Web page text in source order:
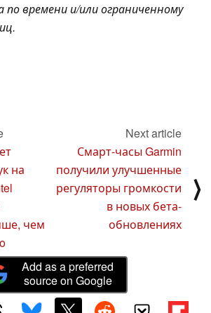
времени и/или ограниченному
на
чем
Next article
Смарт-часы Garmin
получили улучшенные
регуляторы громкости
в новых бета-
обновлениях
⟩
Add as a preferred
source on Google